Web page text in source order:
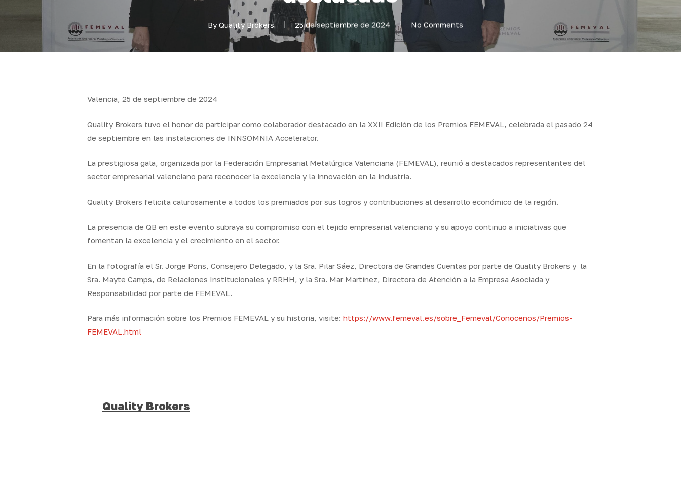
By Quality Brokers 25 de septiembre de 2024 No Comments
Valencia, 25 de septiembre de 2024
Quality Brokers tuvo el honor de participar como colaborador destacado en la XXII Edición de los Premios FEMEVAL, celebrada el pasado 24
de septiembre en las instalaciones de INNSOMNIA Accelerator.
La prestigiosa gala, organizada por la Federación Empresarial Metalúrgica Valenciana (FEMEVAL), reunió a destacados representantes del
sector empresarial valenciano para reconocer la excelencia y la innovación en la industria.
Quality Brokers felicita calurosamente a todos los premiados por sus logros y contribuciones al desarrollo económico de la región.
La presencia de QB en este evento subraya su compromiso con el tejido empresarial valenciano y su apoyo continuo a iniciativas que
fomentan la excelencia y el crecimiento en el sector.
En la fotografía el Sr. Jorge Pons, Consejero Delegado, y la Sra. Pilar Sáez, Directora de Grandes Cuentas por parte de Quality Brokers y la
Sra. Mayte Camps, de Relaciones Institucionales y RRHH, y la Sra. Mar Martínez, Directora de Atención a la Empresa Asociada y
Responsabilidad por parte de FEMEVAL.
Para más información sobre los Premios FEMEVAL y su historia, visite: https://www.femeval.es/sobre_Femeval/Conocenos/Premios-
FEMEVAL.html
Quality Brokers